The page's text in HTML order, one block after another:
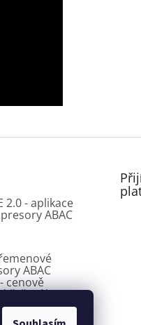
2.0 - aplikace
ABAC
ABAC
cenově
řešení bez